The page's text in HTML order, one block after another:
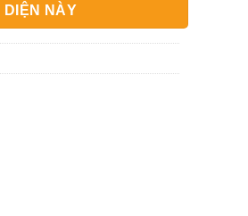
NÀY